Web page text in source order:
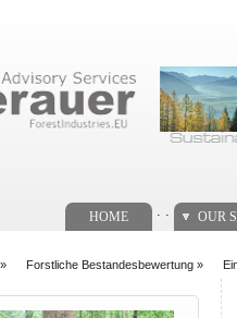
HOME OUR
» Forstliche Bestandesbewertung »